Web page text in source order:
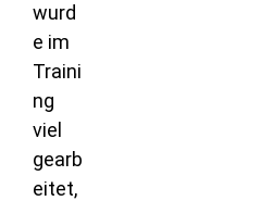
wurd
e im
Traini
ng
viel
gearb
eitet,